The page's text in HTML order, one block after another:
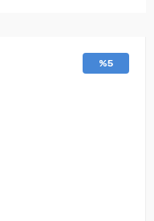
%5